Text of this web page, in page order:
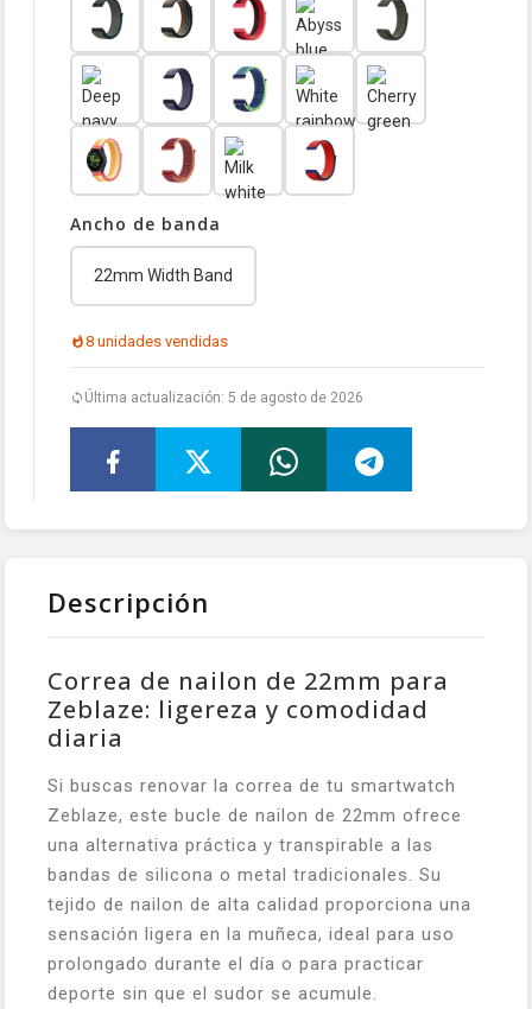
Ancho de banda
22mm Width Band
8 unidades vendidas
Última actualización: 5 de agosto de 2026
Descripción
Correa de nailon de 22mm para
Zeblaze: ligereza y comodidad
diaria
Si buscas renovar la correa de tu smartwatch
Zeblaze, este bucle de nailon de 22mm ofrece
una alternativa práctica y transpirable a las
bandas de silicona o metal tradicionales. Su
tejido de nailon de alta calidad proporciona una
sensación ligera en la muñeca, ideal para uso
prolongado durante el día o para practicar
deporte sin que el sudor se acumule.